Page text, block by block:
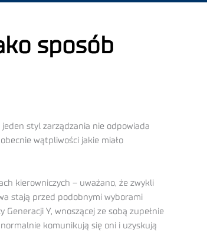
sposób
styl zarządzania nie odpowiada
wątpliwości jakie miało
kierowniczych – uważano, że zwykli
stają przed podobnymi wyborami
Y, wnoszącej ze sobą zupełnie
komunikują się oni i uzyskują